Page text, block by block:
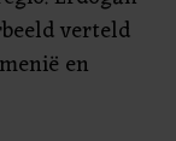
verteld
en